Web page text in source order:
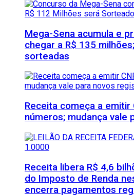
Mega-Sena acumula e
chegar a R$ 135
sorteadas
Receita começa a emitir
números; mudança vale
Receita libera R$ 4,6
do Imposto de Renda
encerra pagamentos